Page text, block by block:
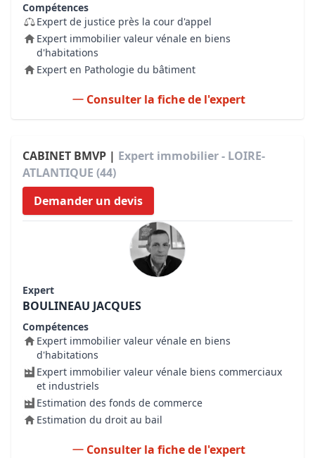
Compétences
Expert de justice près la cour d'appel
Expert immobilier valeur vénale en biens
d'habitations
Expert en Pathologie du bâtiment
Consulter la fiche de l'expert
CABINET BMVP | Expert immobilier - LOIRE-
ATLANTIQUE (44)
Demander un devis
Expert
BOULINEAU JACQUES
Compétences
Expert immobilier valeur vénale en biens
d'habitations
Expert immobilier valeur vénale biens commerciaux
et industriels
Estimation des fonds de commerce
Estimation du droit au bail
Consulter la fiche de l'expert